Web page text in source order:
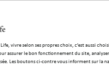
Life, vivre selon ses propres choix, c’est aussi
assurer le bon fonctionnement du site,
Les boutons ci-contre vous informent sur la